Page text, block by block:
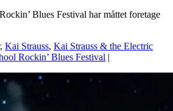
Blues Festival har måttet foretage
, Kai Strauss, Kai Strauss & the Electric
Rockin’ Blues Festival |